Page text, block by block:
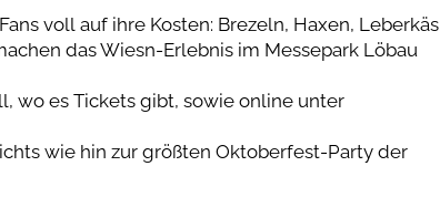
voll auf ihre Kosten: Brezeln, Haxen, Leberkäs
das Wiesn-Erlebnis im Messepark Löbau
wo es Tickets gibt, sowie online unter
wie hin zur größten Oktoberfest-Party der